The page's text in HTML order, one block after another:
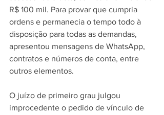
R$ 100 mil. Para provar que cumpria
ordens e permanecia o tempo todo à
disposição para todas as demandas,
apresentou mensagens de WhatsApp,
contratos e números de conta, entre
outros elementos.
O juízo de primeiro grau julgou
improcedente o pedido de vínculo de